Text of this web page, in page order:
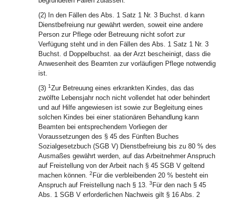
(2) In den Fällen des Abs. 1 Satz 1 Nr. 3 Buchst. d kann
Dienstbefreiung nur gewährt werden, soweit eine andere
Person zur Pflege oder Betreuung nicht sofort zur
Verfügung steht und in den Fällen des Abs. 1 Satz 1 Nr. 3
Buchst. d Doppelbuchst. aa der Arzt bescheinigt, dass die
Anwesenheit des Beamten zur vorläufigen Pflege notwendig
ist.
(3) 1Zur Betreuung eines erkrankten Kindes, das das
zwölfte Lebensjahr noch nicht vollendet hat oder behindert
und auf Hilfe angewiesen ist sowie zur Begleitung eines
solchen Kindes bei einer stationären Behandlung kann
Beamten bei entsprechendem Vorliegen der
Voraussetzungen des § 45 des Fünften Buches
Sozialgesetzbuch (SGB V) Dienstbefreiung bis zu 80 % des
Ausmaßes gewährt werden, auf das Arbeitnehmer Anspruch
auf Freistellung von der Arbeit nach § 45 SGB V geltend
machen können. 2 Für die verbleibenden 20 % besteht ein
Anspruch auf Freistellung nach § 13. 3 Für den nach § 45
Abs. 1 SGB V erforderlichen Nachweis gilt § 16 Abs. 2